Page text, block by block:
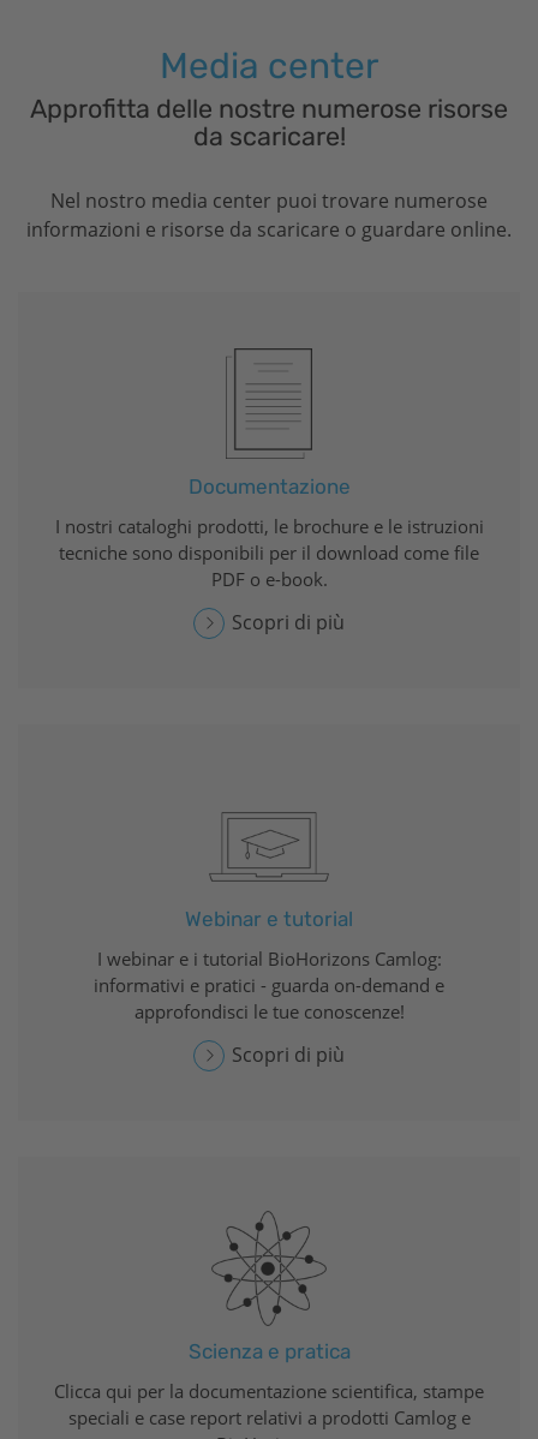
Media center
Approfitta delle nostre numerose risorse
da scaricare!
Nel nostro media center puoi trovare numerose
informazioni e risorse da scaricare o guardare online.
Documentazione
I nostri cataloghi prodotti, le brochure e le istruzioni
tecniche sono disponibili per il download come file
PDF o e-book.
Scopri di più
Webinar e tutorial
I webinar e i tutorial BioHorizonsCamlog:
informativi e pratici - guarda on-demand e
approfondisci le tue conoscenze!
Scopri di più
Scienza e pratica
Clicca qui per la documentazione scientifica, stampe
speciali e case report relativi a prodotti Camlog e